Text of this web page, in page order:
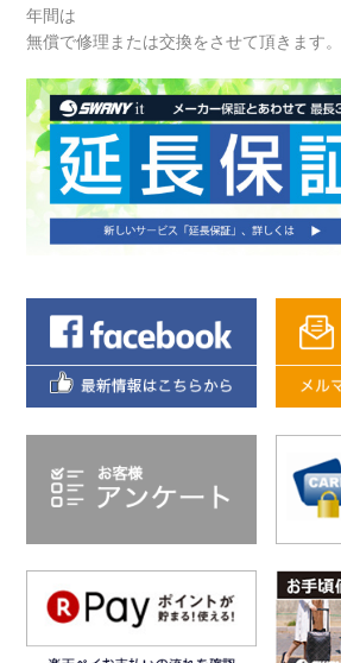
年間は
無償で修理または交換をさせて頂きます。